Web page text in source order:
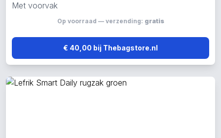
Met voorvak
Op voorraad — verzending: gratis
€ 40,00 bij Thebagstore.nl